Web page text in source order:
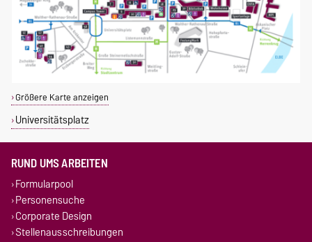
Größere Karte anzeigen
Universitätsplatz
RUND UMS ARBEITEN
Formularpool
Personensuche
Corporate Design
Stellenausschreibungen